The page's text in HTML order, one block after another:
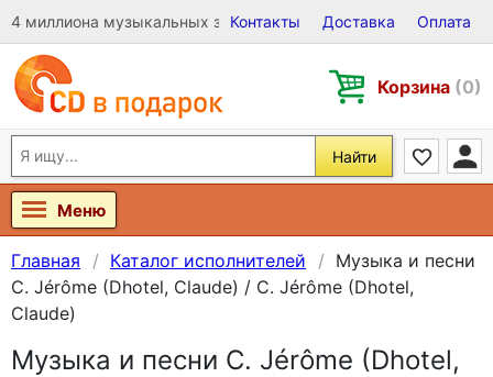
4 миллиона музыкальных записей на Виниле, CD и DVD
Контакты Доставка Оплата
Корзина (0)
Найти
Меню
Главная Каталог исполнителей
Музыка и песни
C. Jérôme (Dhotel, Claude) / C. Jérôme (Dhotel,
Claude)
Музыка и песни C. Jérôme (Dhotel,